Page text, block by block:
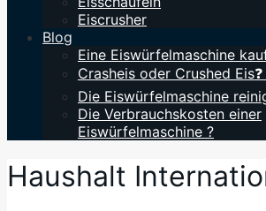
Eiscrusher
Blog
Eine Eiswürfelmaschine
Crasheis oder Crushed
Die Eiswürfelmaschine
Die Verbrauchskosten einer
Eiswürfelmaschine ?
Haushalt